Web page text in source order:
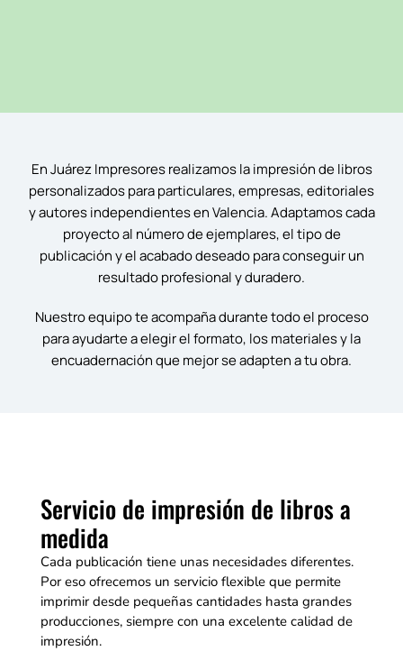
En Juárez Impresores realizamos la impresión de libros
personalizados para particulares, empresas, editoriales
y autores independientes en Valencia. Adaptamos cada
proyecto al número de ejemplares, el tipo de
publicación y el acabado deseado para conseguir un
resultado profesional y duradero.
Nuestro equipo te acompaña durante todo el proceso
para ayudarte a elegir el formato, los materiales y la
encuadernación que mejor se adapten a tu obra.
Servicio de impresión de libros a
medida
Cada publicación tiene unas necesidades diferentes.
Por eso ofrecemos un servicio flexible que permite
imprimir desde pequeñas cantidades hasta grandes
producciones, siempre con una excelente calidad de
impresión.